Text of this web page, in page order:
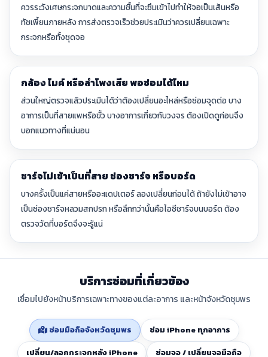
ควรระวังเศษกระจกบาดและความชื้นที่จะซึมเข้าไปทำให้จอเป็นเส้นหรือ
ทัชเพี้ยนภายหลัง การส่งตรวจเร็วช่วยประเมินว่าควรเปลี่ยนเฉพาะ
กระจกหรือทั้งชุดจอ
กล้อง ไมค์ หรือลำโพงเสีย พอซ่อมได้ไหม
ส่วนใหญ่ตรวจแล้วประเมินได้ว่าต้องเปลี่ยนอะไหล่หรือซ่อมจุดต่อ บาง
อาการเป็นที่สายแพหรือขั้ว บางอาการเกี่ยวกับวงจร ต้องเปิดดูก่อนจึง
บอกแนวทางที่แน่นอน
ชาร์จไม่เข้าเป็นที่สาย ช่องชาร์จ หรือบอร์ด
บางครั้งเป็นแค่สายหรืออะแดปเตอร์ ลองเปลี่ยนก่อนได้ ถ้ายังไม่เข้าอาจ
เป็นช่องชาร์จหลวมสกปรก หรือลึกกว่านั้นคือไอซีชาร์จบนบอร์ด ต้อง
ตรวจวัดที่บอร์ดจึงจะรู้แน่
บริการซ่อมที่เกี่ยวข้อง
เชื่อมไปยังหน้าบริการเฉพาะทางของแต่ละอาการ และหน้าจังหวัดชุมพร
ซ่อมมือถือจังหวัดชุมพร
ซ่อม iPhone ทุกอาการ
เปลี่ยน/ลอกกระจกหลัง iPhone
ซ่อมจอ / เปลี่ยนจอมือถือ